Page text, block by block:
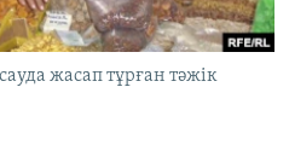
жасап тұрған тәжік